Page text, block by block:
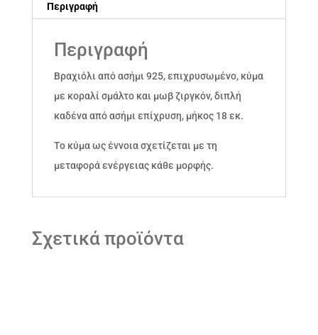
ζιργκόν
Περιγραφή
Περιγραφή
Βραχιόλι από ασήμι 925, επιχρυσωμένο, κύμα
με κοραλί σμάλτο και μωβ ζιργκόν, διπλή
καδένα από ασήμι επίχρυση, μήκος 18 εκ.
Το κύμα ως έννοια σχετίζεται με τη
μεταφορά ενέργειας κάθε μορφής.
Σχετικά προϊόντα